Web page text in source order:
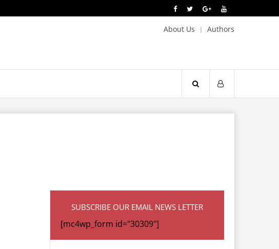
About Us Authors
SUBSCRIBE OUR EMAIL NEWS LETTER
[mc4wp_form id="30309"]